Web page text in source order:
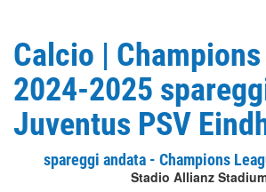
Calcio |
2024-2025
Juventus PSV
spareggi andata - Champions
Stadio Allianz